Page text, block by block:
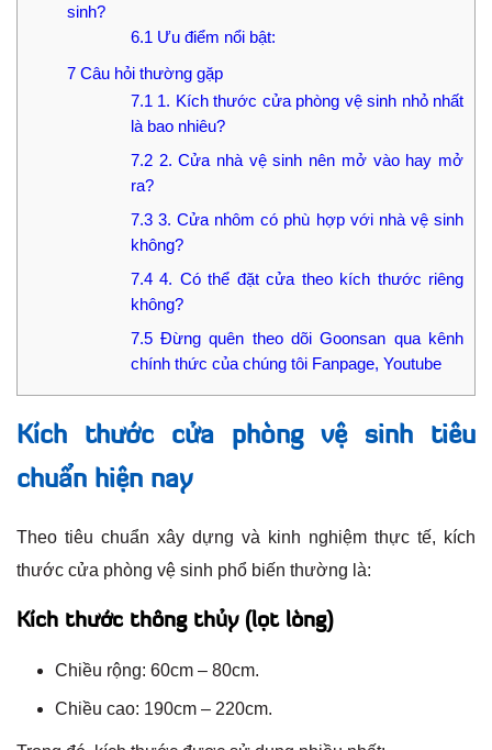
sinh?
6.1 Ưu điểm nổi bật:
7 Câu hỏi thường gặp
7.1 1. Kích thước cửa phòng vệ sinh nhỏ nhất
là bao nhiêu?
7.22. Cửa nhà vệ sinh nên mở vào hay mở
ra?
7.33. Cửa nhôm có phù hợp với nhà vệ sinh
không?
7.44. Có thể đặt cửa theo kích thước riêng
không?
7.5Đừng quên theo dõi Goonsan qua kênh
chính thức của chúng tôi Fanpage, Youtube
Kích thước cửa phòng vệ sinh tiêu
chuẩn hiện nay
Theo tiêu chuẩn xây dựng và kinh nghiệm thực tế, kích
thước cửa phòng vệ sinh phổ biến thường là:
Kích thước thông thủy (lọt lòng)
Chiều rộng: 60cm – 80cm.
Chiều cao: 190cm – 220cm.